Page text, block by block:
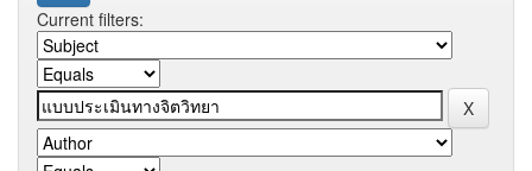
Current filters: